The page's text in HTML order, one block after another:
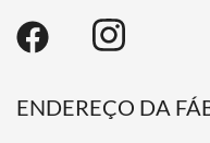
ENDEREÇO DA